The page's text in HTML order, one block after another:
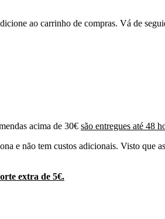
ao carrinho de compras. Vá de
acima de 30€ são entregues até 48
e não tem custos adicionais. Visto que as
extra de 5€.